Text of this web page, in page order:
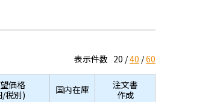
表示件数 20 40 60
価格
/税別)
国内在庫
注文書
作成